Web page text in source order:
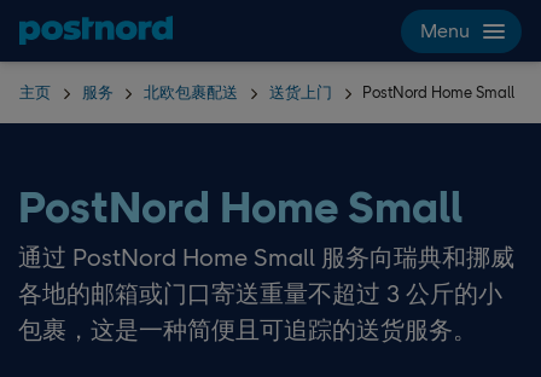
Hoppa över navigering och sök
Menu
主页 服务 北欧包裹配送 送货上门 PostNord Home Small
PostNord Home Small
通过 PostNord Home Small 服务向瑞典和挪威
各地的邮箱或门口寄送重量不超过 3 公斤的小
包裹，这是一种简便且可追踪的送货服务。